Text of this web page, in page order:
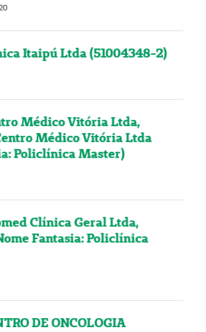
Itaipú Ltda (51004348-2)
Médico Vitória Ltda,
Médico Vitória Ltda
Policlínica Master)
Clínica Geral Ltda,
Fantasia: Policlínica
DE ONCOLOGIA